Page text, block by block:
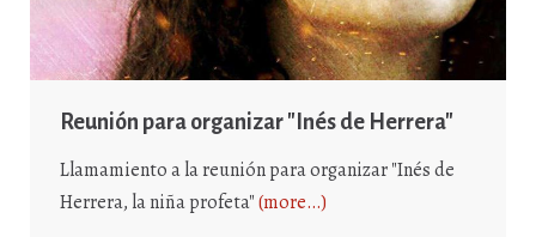
Reunión para organizar "Inés de Herrera"
Llamamiento a la reunión para organizar "Inés de
Herrera, la niña profeta"(more…)